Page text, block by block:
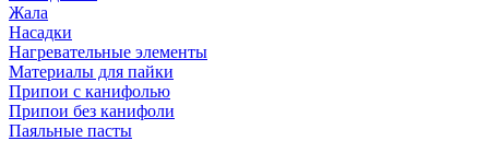
Жала
Насадки
Нагревательные элементы
Материалы для пайки
Припои с канифолью
Припои без канифоли
Паяльные пасты